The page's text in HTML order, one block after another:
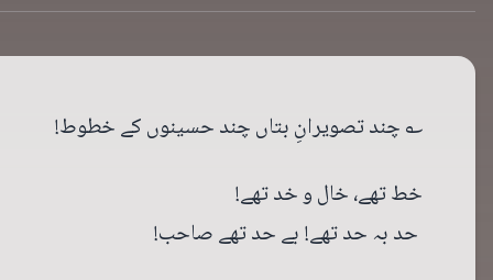
؎ چند تصویرانِ بتاں چند حسینوں کے خطوط!
خط تھے، خال و خد تھے!
حد بہ حد تھے! بے حد تھے صاحب!